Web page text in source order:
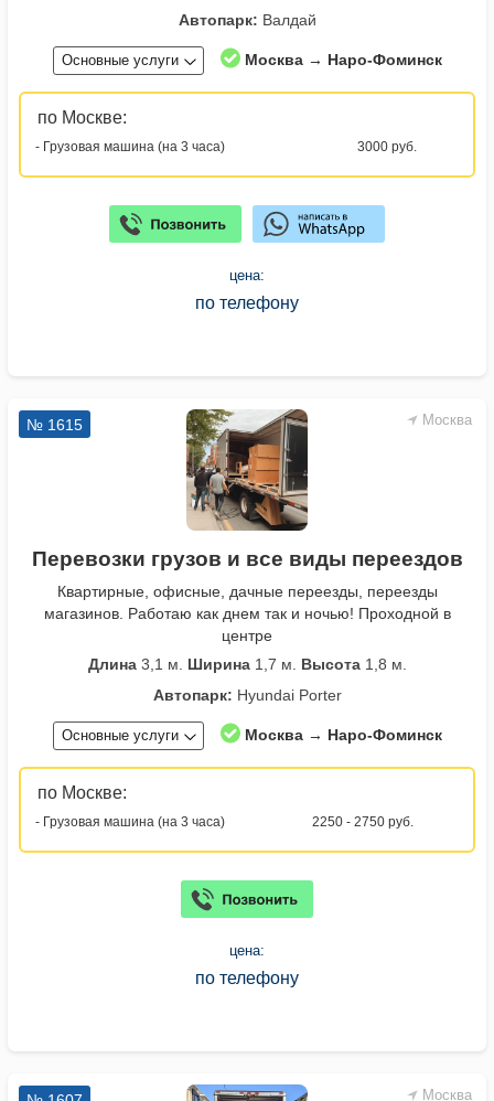
Автопарк: Валдай
Основные услуги Москва → Наро-Фоминск
по Москве:
- Грузовая машина (на 3 часа) 3000 руб.
цена:
по телефону
Москва
№ 1615
Перевозки грузов и все виды переездов
Квартирные, офисные, дачные переезды, переезды
магазинов. Работаю как днем так и ночью! Проходной в
центре
Длина3,1 м. Ширина1,7 м. Высота1,8 м.
Автопарк: Hyundai Porter
Основные услуги Москва → Наро-Фоминск
по Москве:
- Грузовая машина (на 3 часа) 2250 - 2750 руб.
цена:
по телефону
Москва